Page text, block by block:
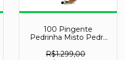
100 Pingente
Pedrinha Misto Pedra
Atacado
R$1.299,00